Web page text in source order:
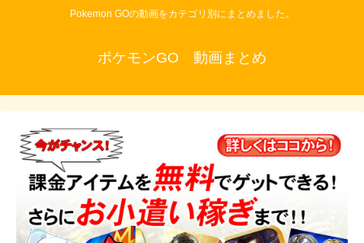
Pokemon GOの動画をカテゴリ別にまとめました。
ポケモンGO 動画まとめ